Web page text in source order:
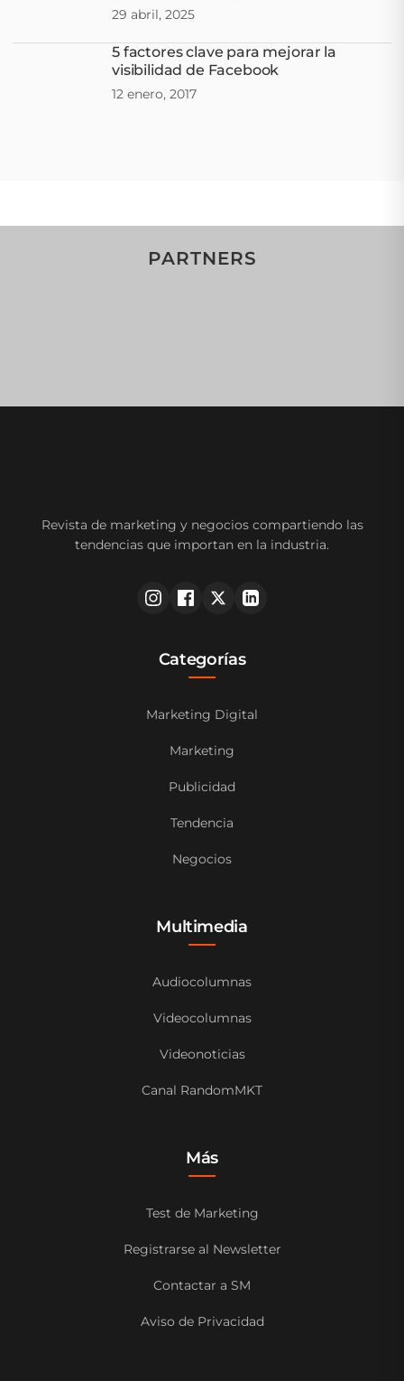
29 abril, 2025
5 factores clave para mejorar la
visibilidad de Facebook
12 enero, 2017
PARTNERS
Revista de marketing y negocios compartiendo las
tendencias que importan en la industria.
Categorías
Marketing Digital
Marketing
Publicidad
Tendencia
Negocios
Multimedia
Audiocolumnas
Videocolumnas
Videonoticias
Canal RandomMKT
Más
Test de Marketing
Registrarse al Newsletter
Contactar a SM
Aviso de Privacidad